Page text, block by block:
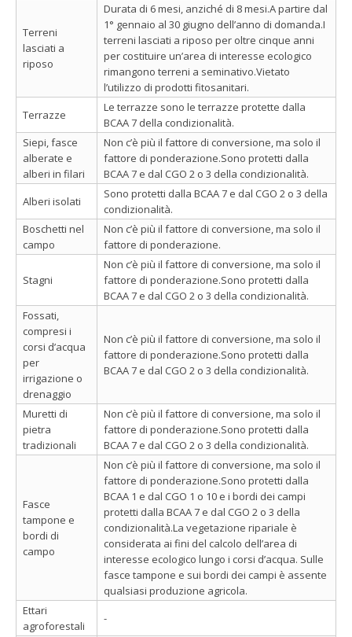
Terreni
lasciati a
riposo
Durata di 6 mesi, anziché di 8 mesi.A partire dal
1° gennaio al 30 giugno dell’anno di domanda.I
terreni lasciati a riposo per oltre cinque anni
per costituire un’area di interesse ecologico
rimangono terreni a seminativo.Vietato
l’utilizzo di prodotti fitosanitari.
Terrazze
Le terrazze sono le terrazze protette dalla
BCAA 7 della condizionalità.
Siepi, fasce
alberate e
alberi in filari
Non c’è più il fattore di conversione, ma solo il
fattore di ponderazione.Sono protetti dalla
BCAA 7 e dal CGO 2 o 3 della condizionalità.
Alberi isolati
Sono protetti dalla BCAA 7 e dal CGO 2 o 3 della
condizionalità.
Boschetti nel
campo
Non c’è più il fattore di conversione, ma solo il
fattore di ponderazione.
Stagni
Non c’è più il fattore di conversione, ma solo il
fattore di ponderazione.Sono protetti dalla
BCAA 7 e dal CGO 2 o 3 della condizionalità.
Fossati,
compresi i
corsi d’acqua
per
irrigazione o
drenaggio
Non c’è più il fattore di conversione, ma solo il
fattore di ponderazione.Sono protetti dalla
BCAA 7 e dal CGO 2 o 3 della condizionalità.
Muretti di
pietra
tradizionali
Non c’è più il fattore di conversione, ma solo il
fattore di ponderazione.Sono protetti dalla
BCAA 7 e dal CGO 2 o 3 della condizionalità.
Fasce
tampone e
bordi di
campo
Non c’è più il fattore di conversione, ma solo il
fattore di ponderazione.Sono protetti dalla
BCAA 1 e dal CGO 1 o 10 e i bordi dei campi
protetti dalla BCAA 7 e dal CGO 2 o 3 della
condizionalità.La vegetazione ripariale è
considerata ai fini del calcolo dell’area di
interesse ecologico lungo i corsi d’acqua. Sulle
fasce tampone e sui bordi dei campi è assente
qualsiasi produzione agricola.
Ettari
agroforestali
-